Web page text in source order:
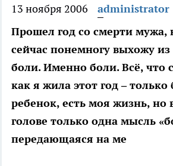
13 ноября 2006
administrator
Прошел год со смерти мужа,
сейчас понемногу выхожу из
боли. Именно боли. Всё, что
как я жила этот год – только
ребенок, есть моя жизнь, но
голове только одна мысль
передающаяся на ме